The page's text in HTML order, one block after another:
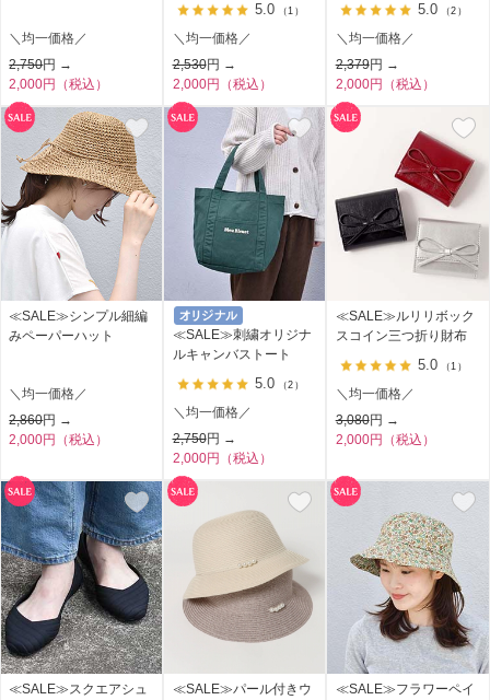
＼均一価格／
2,750円 →
2,000円（税込）
5.0 （1）
＼均一価格／
2,530円 →
2,000円（税込）
5.0 （2）
＼均一価格／
2,379円 →
2,000円（税込）
≪SALE≫シンプル細編
みペーパーハット
＼均一価格／
2,860円 →
2,000円（税込）
≪SALE≫刺繍オリジナ
ルキャンバストート
5.0 （2）
＼均一価格／
2,750円 →
2,000円（税込）
≪SALE≫ルリリボック
スコイン三つ折り財布
5.0 （1）
＼均一価格／
3,080円 →
2,000円（税込）
≪SALE≫スクエアシュ
≪SALE≫パール付きウ
≪SALE≫フラワーペイ